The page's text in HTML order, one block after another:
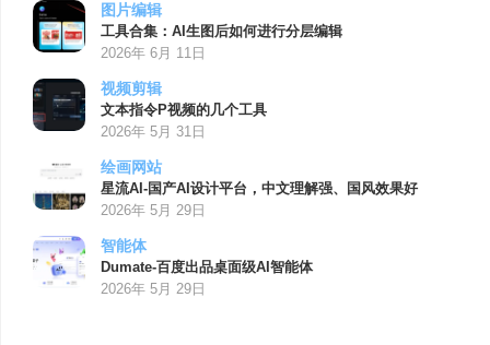
图片编辑
工具合集：AI生图后如何进行分层编辑
2026年 6月 11日
视频剪辑
文本指令P视频的几个工具
2026年 5月 31日
绘画网站
星流AI-国产AI设计平台，中文理解强、国风效果好
2026年 5月 29日
智能体
Dumate-百度出品桌面级AI智能体
2026年 5月 29日